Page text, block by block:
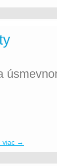
viac →